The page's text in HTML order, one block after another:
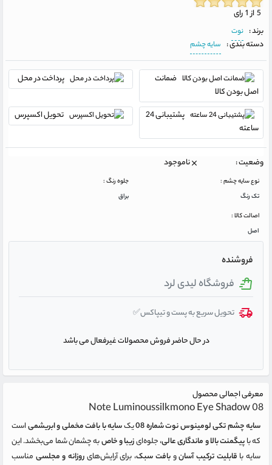
برند : نوت
دسته بندی : سایه چشم
ضمانت
اصل بودن کالا
پرداخت در محل
پشتیبانی 24
ساعته
تحویل اکسپرس
وضعیت : ناموجود
نوع سایه چشم :
تک رنگ
جلوه رنگ :
براق
اصالت کالا :
اصل
فروشنده
فروشگاه لیدی لرد
تحویل سریع به پست و تیپاکس✅
در حال حاضر فروش محصولات غیرفعال می باشد
معرفی اجمالی محصول
Note Luminoussilkmono Eye Shadow 08
سایه چشم تکی لومینوس نوت شماره 08 یکسایه با بافت مخملی و ابریشمیاست
که باپیگمنت بالا و ماندگاری عالی، جلوه‌ایزیبا و خاصبه چشمان شما می‌بخشد. این
سایه با قابلیت ترکیب آسانوبافت سبک، برای آرایش‌هایروزانه و مجلسی مناسب